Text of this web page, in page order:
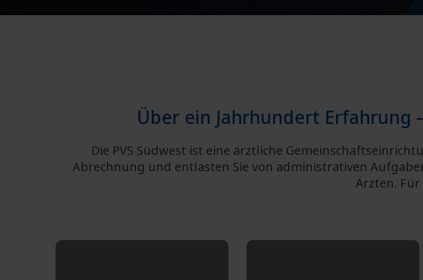
Über ein Jahrhundert Erfahrung
Die PVS Südwest ist eine ärztliche
Abrechnung und entlasten Sie von administrativen
Ärzten. Für